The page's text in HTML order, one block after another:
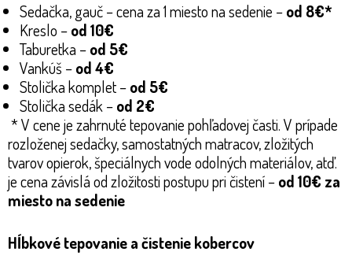
Sedačka, gauč – cena za 1 miesto na sedenie –od 8€*
Kreslo –od 10€
Taburetka –od 5€
Vankúš –od 4€
Stolička komplet –od 5€
Stolička sedák –od 2€
* V cene je zahrnuté tepovanie pohľadovej časti. V prípade
rozloženej sedačky, samostatných matracov, zložitých
tvarov opierok, špeciálnych vode odolných materiálov, atď.
je cena závislá od zložitosti postupu pri čistení –od 10€ za
miesto na sedenie
Hĺbkové tepovanie a čistenie kobercov